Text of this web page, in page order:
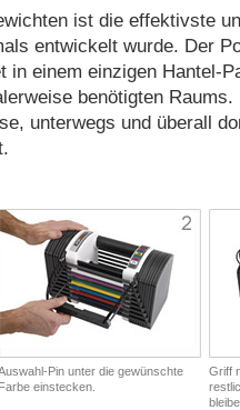
ist die effektivste
entwickelt wurde. Der
in einem einzigen Hantel-
benötigten
unterwegs und überall
Pin unter die gewünschte
Farbe einstecken.
Griff